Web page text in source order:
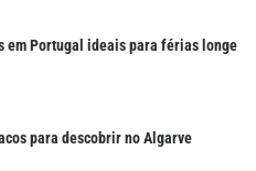
em Portugal ideais para férias longe
para descobrir no Algarve